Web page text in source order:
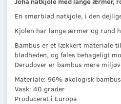
En smørblød natkjole, i den
Kjolen har lange ærmer og rund
Bambus er et lækkert materiale
blødheden, og føles behageligt
Derudover er bambus mere
Materiale: 96% økologisk
Vask: 40 grader
Produceret i Europa